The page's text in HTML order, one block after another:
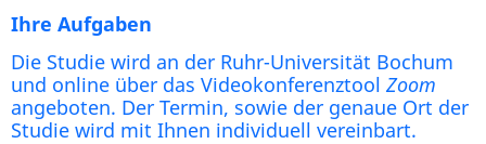
Ihre Aufgaben
Die Studie wird an der Ruhr-Universität Bochum
und online über das Videokonferenztool Zoom
angeboten. Der Termin, sowie der genaue Ort der
Studie wird mit Ihnen individuell vereinbart.